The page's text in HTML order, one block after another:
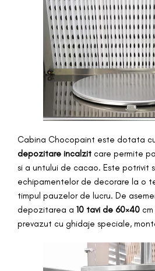
Cabina Chocopaint este dotata
depozitare incalzit care permite
si a untului de cacao. Este potrivit
echipamentelor de decorare la o
timpul pauzelor de lucru. De
depozitarea a 10 tavi de 60×40
prevazut cu ghidaje speciale,